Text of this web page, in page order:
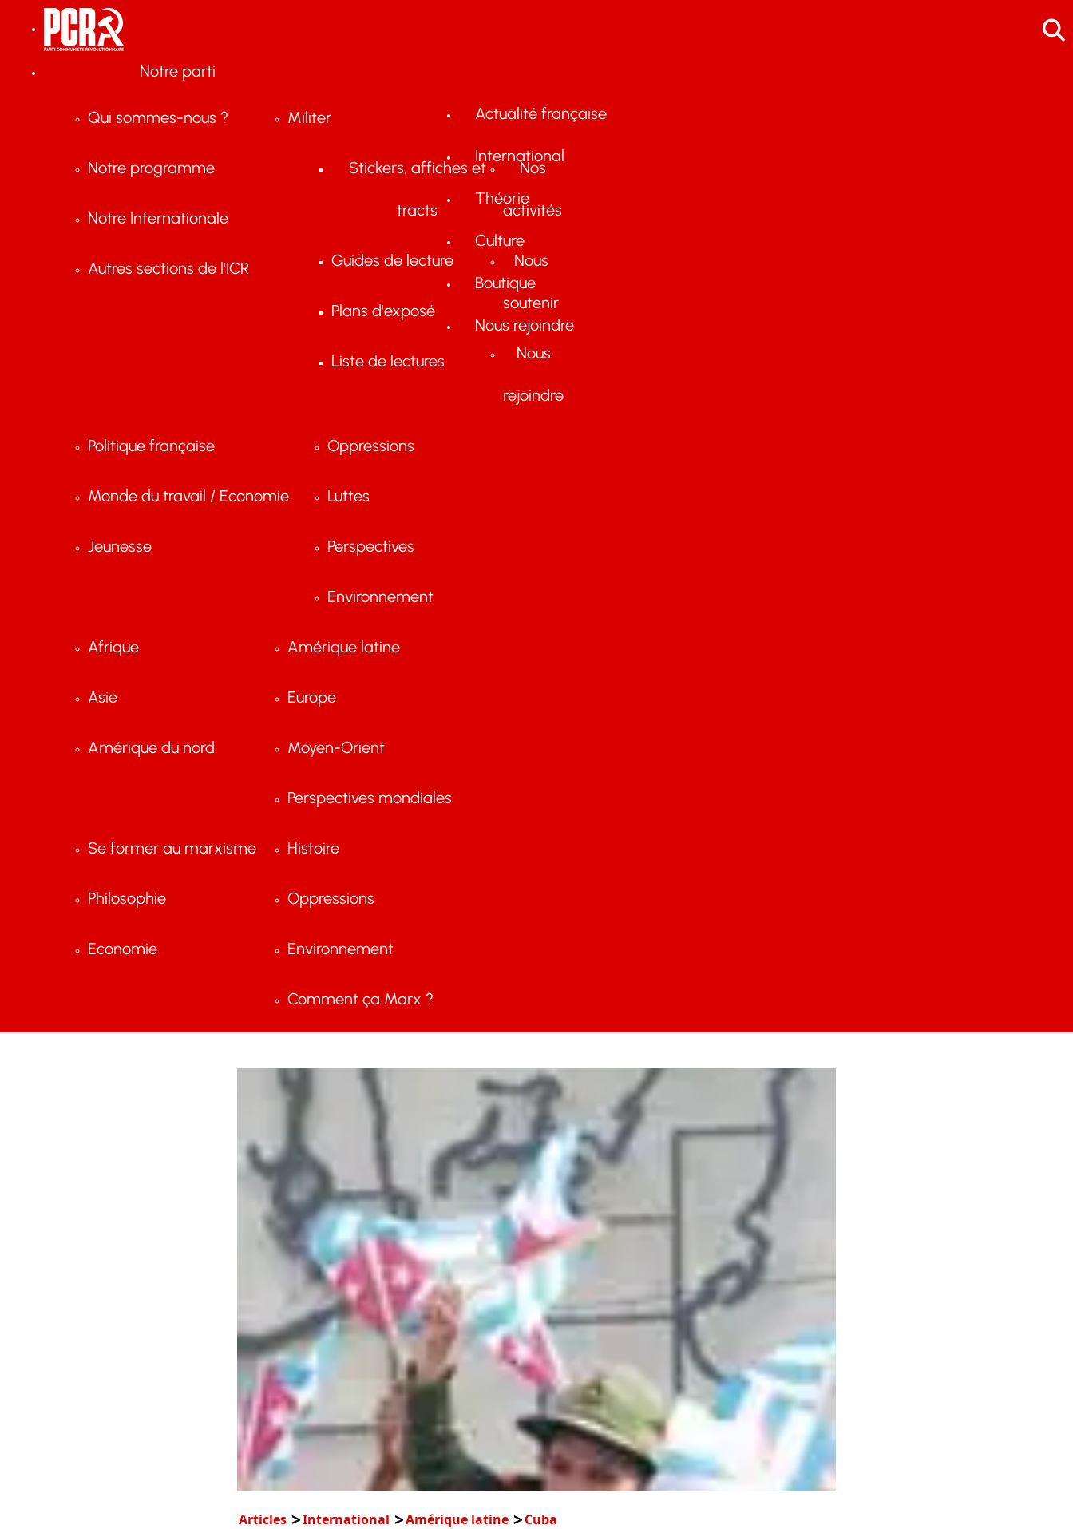
Notre parti
Qui sommes-nous ?
Notre programme
Notre Internationale
Autres sections de l'ICR
Militer
Stickers, affiches et
tracts
Guides de lecture
Plans d'exposé
Liste de lectures
Nos
activités
Nous
soutenir
Nous
rejoindre
Actualité française
Politique française
Monde du travail / Economie
Jeunesse
Oppressions
Luttes
Perspectives
Environnement
International
Afrique
Asie
Amérique du nord
Amérique latine
Europe
Moyen-Orient
Perspectives mondiales
Théorie
Se former au marxisme
Philosophie
Economie
Histoire
Oppressions
Environnement
Comment ça Marx ?
Culture
Boutique
Nous rejoindre
Articles International Amérique latine Cuba